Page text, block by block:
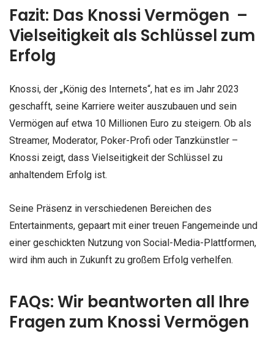
Fazit: Das Knossi Vermögen –
Vielseitigkeit als Schlüssel zum
Erfolg
Knossi, der „König des Internets“, hat es im Jahr 2023
geschafft, seine Karriere weiter auszubauen und sein
Vermögen auf etwa 10 Millionen Euro zu steigern. Ob als
Streamer, Moderator, Poker-Profi oder Tanzkünstler –
Knossi zeigt, dass Vielseitigkeit der Schlüssel zu
anhaltendem Erfolg ist.
Seine Präsenz in verschiedenen Bereichen des
Entertainments, gepaart mit einer treuen Fangemeinde und
einer geschickten Nutzung von Social-Media-Plattformen,
wird ihm auch in Zukunft zu großem Erfolg verhelfen.
FAQs: Wir beantworten all Ihre
Fragen zum Knossi Vermögen